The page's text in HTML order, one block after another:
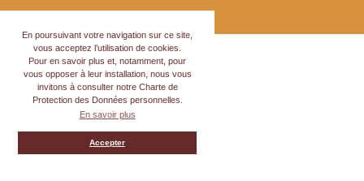
En poursuivant votre navigation sur ce site,
vous acceptez l’utilisation de cookies.
Pour en savoir plus et, notamment, pour
vous opposer à leur installation, nous vous
invitons à consulter notre Charte de
Protection des Données personnelles.
En savoir plus
Accepter